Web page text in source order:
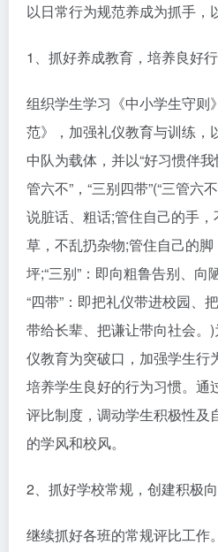
以日常行为规范养成为抓手，
1、抓好养成教育，培养良好行
组织学生学习《中小学生守则
范》，加强礼仪教育与训练，
中队为载体，并以“好习惯伴
管六不”，“三别四带”(“三管六
说脏话、粗话;管住自己的手
草，不乱扔杂物;管住自己的
坪;“三别”：即向粗鲁告别、向
“四带”：即把礼仪带进校园、
带给长辈、把谦让带向社会。
仪教育为突破口，加强学生行
培养学生良好的行为习惯。通
评比制度，调动学生积极性及
的学风和校风。
2、抓好学校常规，创建积极向
继续抓好各班的常规评比工作